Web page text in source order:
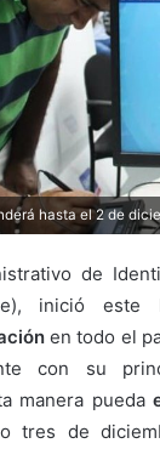
hasta el 2 de
de
inició
en todo el
con su
manera pueda
tres de